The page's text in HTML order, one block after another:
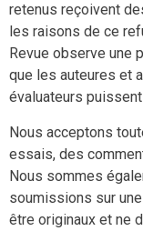
retenus reçoivent
les raisons de ce
Revue observe une
que les auteures et
évaluateurs
Nous acceptons
essais, des
Nous sommes
soumissions sur
être originaux et ne